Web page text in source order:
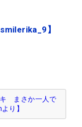
】
キ まさか一人で
り】